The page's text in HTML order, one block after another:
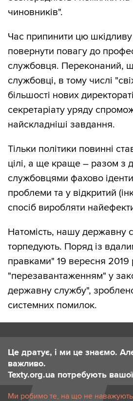
чиновників".
Час припинити цю шкідливу
повернути повагу до
службовця. Переконаний,
службовці, в тому числі
більшості нових
секретаріату уряду
найскладніші завдання.
Тільки політики повинні
цілі, а ще краще – разом з
службовцями фахово
проблеми та у відкритий
спосіб виробляти
Натомість, нашу державну
торпедують. Поряд із
правками" 19 вересня 2019
"перезавантаженням" у
державну службу",
системних помилок.
Це дратує, і ми це знаємо.
важливо.
Texty.org.ua потребують
Ми робимо те, на що не